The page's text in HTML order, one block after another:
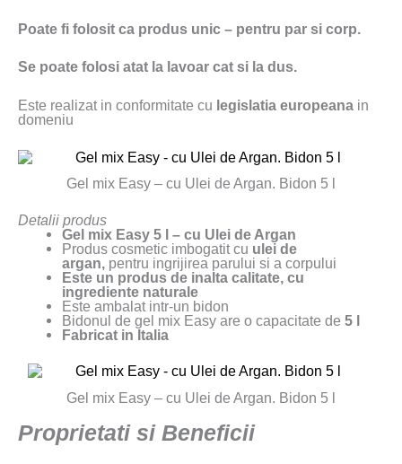
Poate fi folosit ca produs unic – pentru par si corp.
Se poate folosi atat la lavoar cat si la dus.
Este realizat in conformitate cu legislatia europeana in
domeniu
Gel mix Easy – cu Ulei de Argan. Bidon 5 l
Detalii produs
Gel mix Easy 5 l – cu Ulei de Argan
Produs cosmetic imbogatit cu ulei de
argan, pentru ingrijirea parului si a corpului
Este un produs de inalta calitate, cu
ingrediente naturale
Este ambalat intr-un bidon
Bidonul de gel mix Easy are o capacitate de5 l
Fabricat in Italia
Gel mix Easy – cu Ulei de Argan. Bidon 5 l
Proprietati si Beneficii